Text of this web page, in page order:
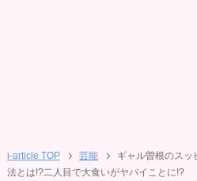
i-article TOP 芸能
ギャル曽根のスッ
法とは!?二人目で大食いがヤバイことに!?